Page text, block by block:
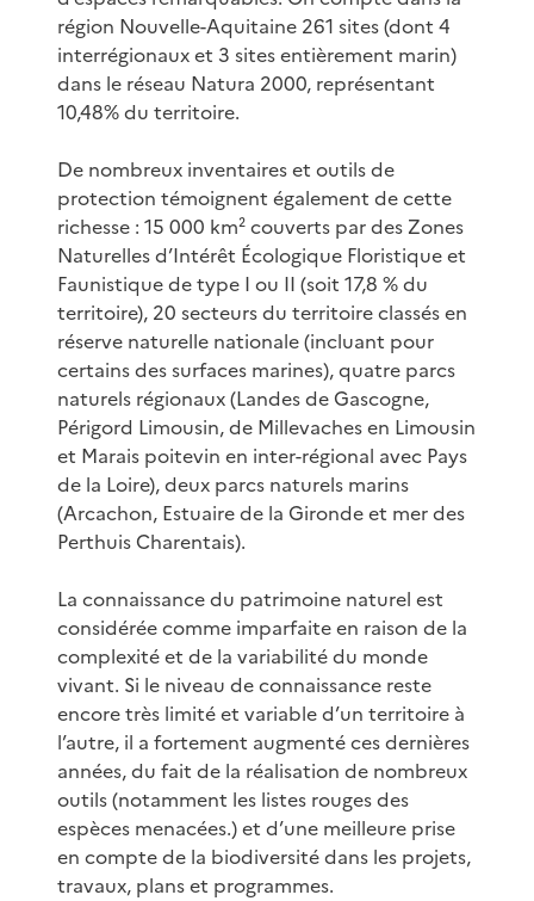
région Nouvelle-Aquitaine 261 sites (dont 4
interrégionaux et 3 sites entièrement marin)
dans le réseau Natura 2000, représentant
10,48% du territoire.
De nombreux inventaires et outils de
protection témoignent également de cette
richesse : 15 000 km² couverts par des Zones
Naturelles d’Intérêt Écologique Floristique et
Faunistique de type I ou II (soit 17,8 % du
territoire), 20 secteurs du territoire classés en
réserve naturelle nationale (incluant pour
certains des surfaces marines), quatre parcs
naturels régionaux (Landes de Gascogne,
Périgord Limousin, de Millevaches en Limousin
et Marais poitevin en inter-régional avec Pays
de la Loire), deux parcs naturels marins
(Arcachon, Estuaire de la Gironde et mer des
Perthuis Charentais).
La connaissance du patrimoine naturel est
considérée comme imparfaite en raison de la
complexité et de la variabilité du monde
vivant. Si le niveau de connaissance reste
encore très limité et variable d’un territoire à
l’autre, il a fortement augmenté ces dernières
années, du fait de la réalisation de nombreux
outils (notamment les listes rouges des
espèces menacées.) et d’une meilleure prise
en compte de la biodiversité dans les projets,
travaux, plans et programmes.